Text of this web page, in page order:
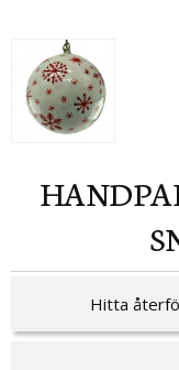
HANDPAINTED ORNAMENT
Hitta